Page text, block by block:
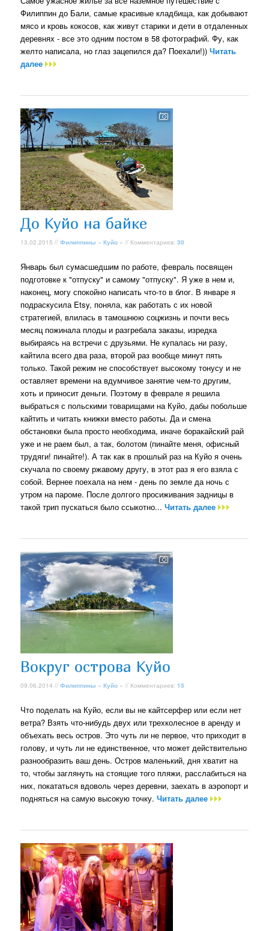
Филиппин до Бали, самые красивые кладбища, как добывают
мясо и кровь кокосов, как живут старики и дети в отдаленных
деревнях - все это одним постом в 58 фотографий. Фу, как
желто написала, но глаз зацепился да? Поехали!))Читать
далее
До Куйо на байке
13.02.2015 //Филиппины »Куйо » // Комментариев:30
Январь был сумасшедшим по работе, февраль посвящен
подготовке к "отпуску" и самому "отпуску". Я уже в нем и,
наконец, могу спокойно написать что-то в блог. В январе я
подраскусила Etsy, поняла, как работать с их новой
стратегией, влилась в тамошнюю соцжизнь и почти весь
месяц пожинала плоды и разгребала заказы, изредка
выбираясь на встречи с друзьями. Не купалась ни разу,
кайтила всего два раза, второй раз вообще минут пять
только. Такой режим не способствует высокому тонусу и не
оставляет времени на вдумчивое занятие чем-то другим,
хоть и приносит деньги. Поэтому в феврале я решила
выбраться с польскими товарищами на Куйо, дабы побольше
кайтить и читать книжки вместо работы. Да и смена
обстановки была просто необходима, иначе боракайский рай
уже и не раем был, а так, болотом (пинайте меня, офисный
трудяги! пинайте!). А так как в прошлый раз на Куйо я очень
скучала по своему ржавому другу, в этот раз я его взяла с
собой. Вернее поехала на нем - день по земле да ночь с
утром на пароме. После долгого просиживания задницы в
такой трип пускаться было ссыкотно...Читать далее
Вокруг острова Куйо
09.06.2014 //Филиппины »Куйо » // Комментариев:15
Что поделать на Куйо, если вы не кайтсерфер или если нет
ветра? Взять что-нибудь двух или трехколесное в аренду и
объехать весь остров. Это чуть ли не первое, что приходит в
голову, и чуть ли не единственное, что может действительно
разнообразить ваш день. Остров маленький, дня хватит на
то, чтобы заглянуть на стоящие того пляжи, расслабиться на
них, покататься вдоволь через деревни, заехать в аэропорт и
подняться на самую высокую точку.Читать далее